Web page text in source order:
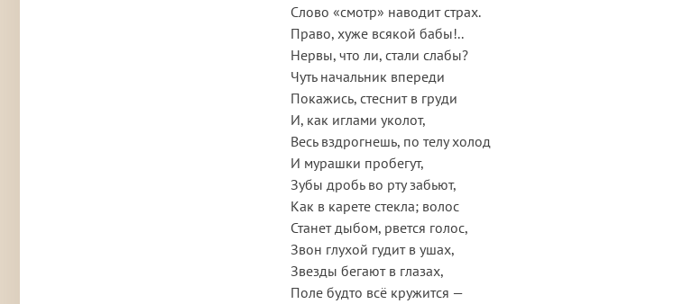
Слово «смотр» наводит страх.
Право, хуже всякой бабы!..
Нервы, что ли, стали слабы?
Чуть начальник впереди
Покажись, стеснит в груди
И, как иглами уколот,
Весь вздрогнешь, по телу холод
И мурашки пробегут,
Зубы дробь во рту забьют,
Как в карете стекла; волос
Станет дыбом, рвется голос,
Звон глухой гудит в ушах,
Звезды бегают в глазах,
Поле будто всё кружится —